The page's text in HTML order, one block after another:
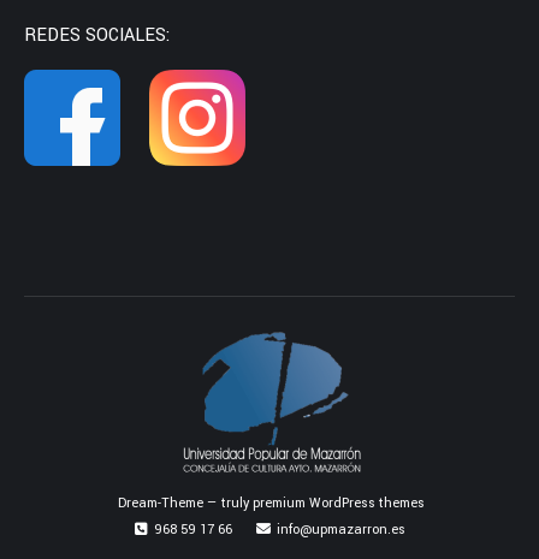
REDES SOCIALES:
Dream-Theme — trulypremium WordPress themes
968 59 17 66
info@upmazarron.es